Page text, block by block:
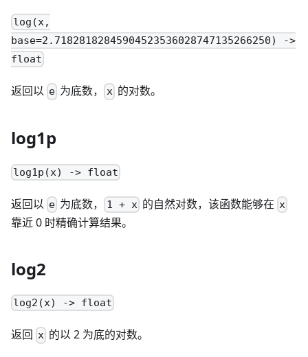
log(x,
base=2.71828182845904523536028747135266250) ->
float
返回以 e 为底数， x的对数。
log1p
log1p(x) -> float
返回以 e 为底数， 1 + x的自然对数，该函数能够在 x
靠近 0 时精确计算结果。
log2
log2(x) -> float
返回 x 的以 2 为底的对数。